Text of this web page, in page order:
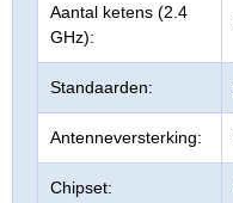
Aantal ketens (2.4
GHz):
Standaarden:
Antenneversterking:
Chipset: